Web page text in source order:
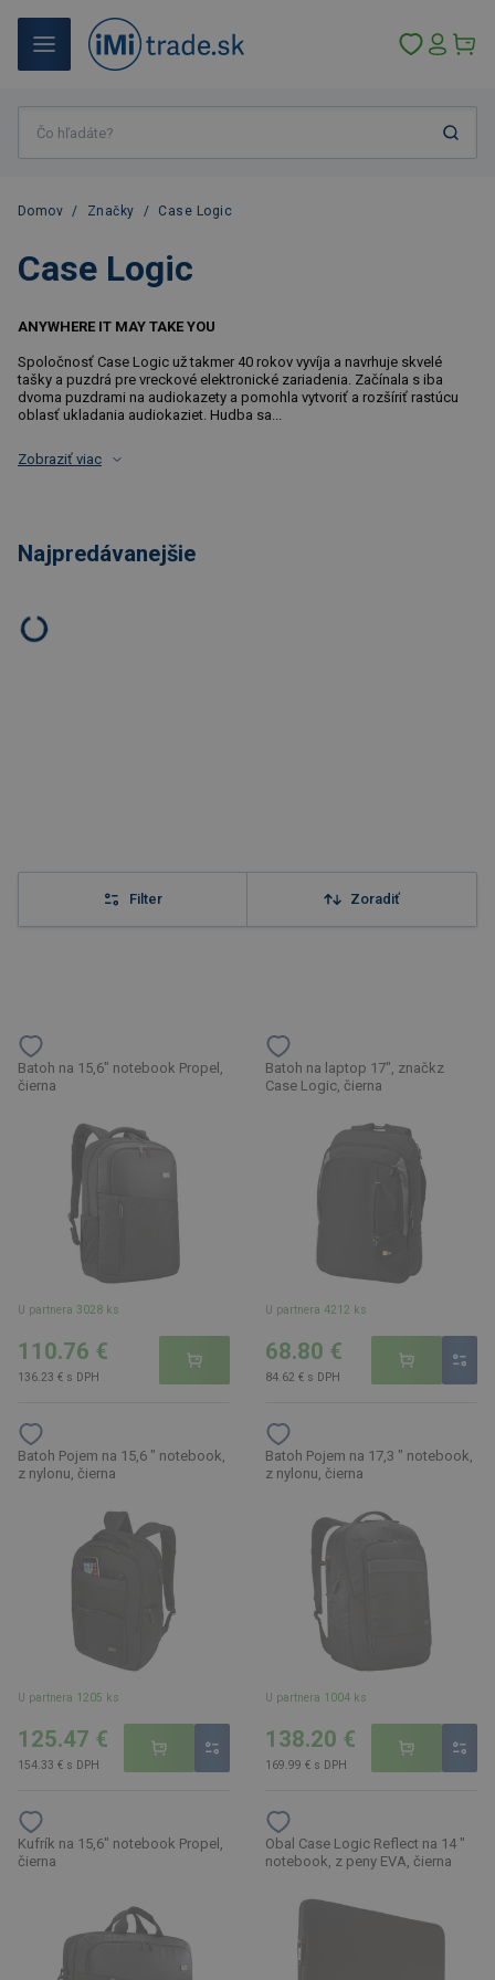
Domov / Značky / Case Logic
Case Logic
ANYWHERE IT MAY TAKE YOU
Spoločnosť Case Logic už takmer 40 rokov vyvíja a navrhuje skvelé
tašky a puzdrá pre vreckové elektronické zariadenia. Začínala s iba
dvoma puzdrami na audiokazety a pomohla vytvoriť a rozšíriť rastúcu
oblasť ukladania audiokaziet. Hudba sa...
Zobraziť viac
Najpredávanejšie
Filter Zoradiť
Batoh na 15,6" notebook Propel,
čierna
U partnera 3028 ks
110.76 €
136.23 € s DPH
Batoh na laptop 17", značkz
Case Logic, čierna
U partnera 4212 ks
68.80 €
84.62 € s DPH
Batoh Pojem na 15,6 " notebook,
z nylonu, čierna
U partnera 1205 ks
125.47 €
154.33 € s DPH
Batoh Pojem na 17,3 " notebook,
z nylonu, čierna
U partnera 1004 ks
138.20 €
169.99 € s DPH
Kufrík na 15,6" notebook Propel,
čierna
Obal Case Logic Reflect na 14 "
notebook, z peny EVA, čierna